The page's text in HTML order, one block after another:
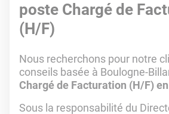
poste Chargé de
(H/F)
Nous recherchons pour notre
conseils basée à Boulogne-
Chargé de Facturation (H/F) en
Sous la responsabilité du